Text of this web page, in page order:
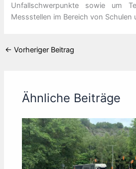
Unfallschwerpunkte sowie um
Messstellen im Bereich von Schulen
← Vorheriger Beitrag
Ähnliche Beiträge